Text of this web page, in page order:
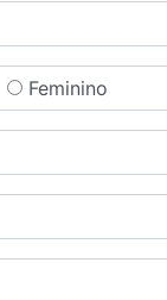
Feminino